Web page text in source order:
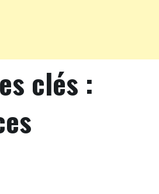
clés :